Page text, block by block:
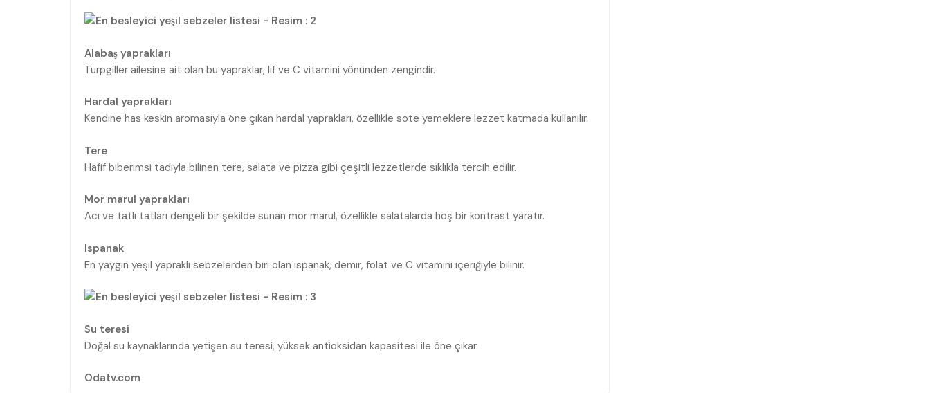
Alabaş yaprakları
Turpgiller ailesine ait olan bu yapraklar, lif ve C vitamini yönünden zengindir.
Hardal yaprakları
Kendine has keskin aromasıyla öne çıkan hardal yaprakları, özellikle sote yemeklere lezzet katmada kullanılır.
Tere
Hafif biberimsi tadıyla bilinen tere, salata ve pizza gibi çeşitli lezzetlerde sıklıkla tercih edilir.
Mor marul yaprakları
Acı ve tatlı tatları dengeli bir şekilde sunan mor marul, özellikle salatalarda hoş bir kontrast yaratır.
Ispanak
En yaygın yeşil yapraklı sebzelerden biri olan ıspanak, demir, folat ve C vitamini içeriğiyle bilinir.
Su teresi
Doğal su kaynaklarında yetişen su teresi, yüksek antioksidan kapasitesi ile öne çıkar.
Odatv.com